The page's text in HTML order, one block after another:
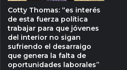
Cotty Thomas: “es interés
de esta fuerza política
trabajar para que jóvenes
del interior no sigan
sufriendo el desarraigo
que genera la falta de
oportunidades laborales”